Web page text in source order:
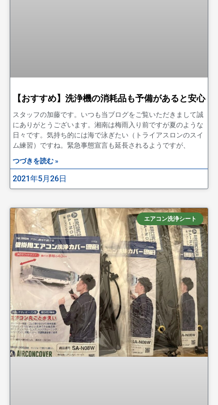
【おすすめ】洗浄機の消耗品も予備があると安心
スタッフの加藤です。いつも当ブログをご覧いただきまして誠
にありがとうございます。湘南は梅雨入り前ですが夏のような
日々です。気持ち的には海で泳ぎたい（トライアスロンのスイ
ム練習）ですね。緊急事態宣言も延長されるようですが、
つづきを読む »
2021年5月26日
エアコン洗浄シート